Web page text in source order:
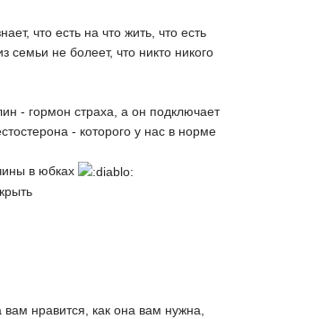
что есть на что жить, что есть
семьи не болеет, что никто никого
- гормон страха, а он подключает
- которого у нас в норме
в юбках
вам нравится, как она вам нужна,